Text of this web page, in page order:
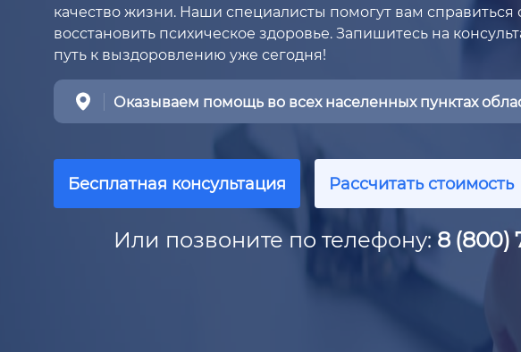
качество жизни. Наши специалисты помогут вам
восстановить психическое здоровье. Запишитесь на
путь к выздоровлению уже сегодня!
Оказываем помощь во всех населенных пунктах
Бесплатная консультация Рассчитать стоимость
Или позвоните по телефону: 8 (800)